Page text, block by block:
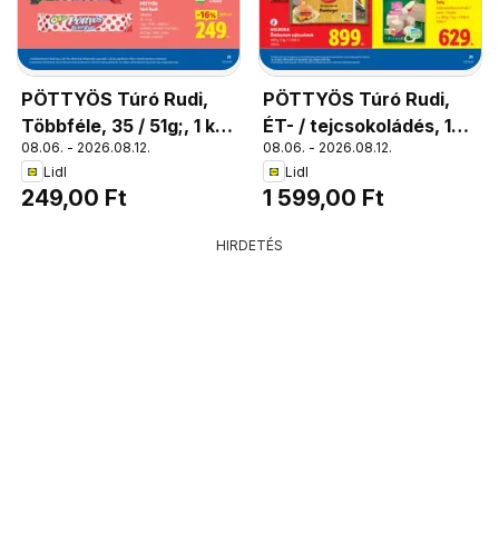
PÖTTYÖS Túró Rudi,
Többféle, 35 / 51g;, 1 kg
= 7115 / 4883 Ft
08.06. - 2026.08.12.
Lidl
249,00 Ft
PÖTTYÖS Túró Rudi,
ÉT- / tejcsokoládés, 10
x 30 g; 1 kg = 5 330 Ft
08.06. - 2026.08.12.
Lidl
1 599,00 Ft
HIRDETÉS